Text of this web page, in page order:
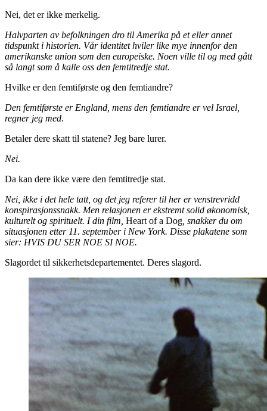
Nei, det er ikke merkelig.
Halvparten av befolkningen dro til Amerika på et eller annet
tidspunkt i historien. Vår identitet hviler like mye innenfor den
amerikanske union som den europeiske. Noen ville til og med gått
så langt som å kalle oss den femtitredje stat.
Hvilke er den femtiførste og den femtiandre?
Den femtiførste er England, mens den femtiandre er vel Israel,
regner jeg med.
Betaler dere skatt til statene? Jeg bare lurer.
Nei.
Da kan dere ikke være den femtitredje stat.
Nei, ikke i det hele tatt, og det jeg referer til her er venstrevridd
konspirasjonssnakk. Men relasjonen er ekstremt solid økonomisk,
kulturelt og spirituelt. I din film, Heart of a Dog , snakker du om
situasjonen etter 11. september i New York. Disse plakatene som
sier: HVIS DU SER NOE SI NOE.
Slagordet til sikkerhetsdepartementet. Deres slagord.